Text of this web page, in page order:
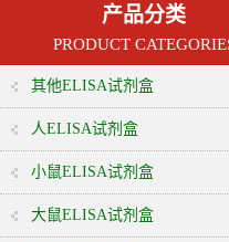
产品分类
PRODUCT
其他ELISA试剂盒
人ELISA试剂盒
小鼠ELISA试剂盒
大鼠ELISA试剂盒